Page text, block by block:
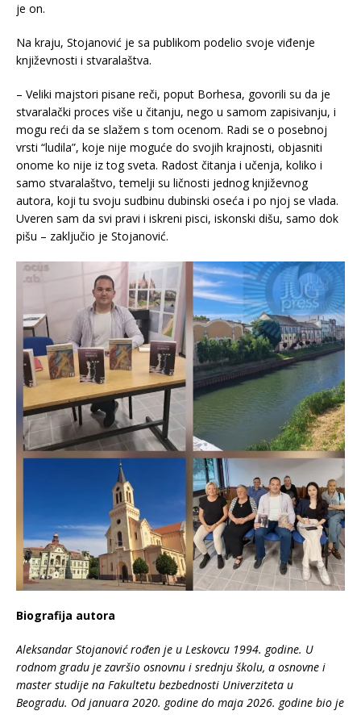
je on.
Na kraju, Stojanović je sa publikom podelio svoje viđenje
književnosti i stvaralaštva.
– Veliki majstori pisane reči, poput Borhesa, govorili su da je
stvaralački proces više u čitanju, nego u samom zapisivanju, i
mogu reći da se slažem s tom ocenom. Radi se o posebnoj
vrsti “ludila”, koje nije moguće do svojih krajnosti, objasniti
onome ko nije iz tog sveta. Radost čitanja i učenja, koliko i
samo stvaralaštvo, temelji su ličnosti jednog književnog
autora, koji tu svoju sudbinu dubinski oseća i po njoj se vlada.
Uveren sam da svi pravi i iskreni pisci, iskonski dišu, samo dok
pišu – zaključio je Stojanović.
Biografija autora
Aleksandar Stojanović rođen je u Leskovcu 1994. godine. U
rodnom gradu je završio osnovnu i srednju školu, a osnovne i
master studije na Fakultetu bezbednosti Univerziteta u
Beogradu. Od januara 2020. godine do maja 2026. godine bio je